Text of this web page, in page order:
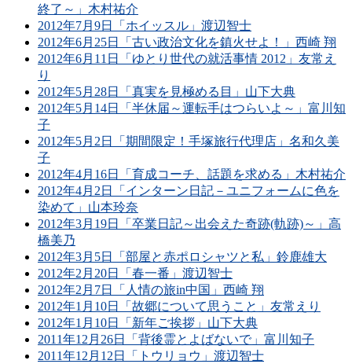
終了～」木村祐介
2012年7月9日「ホイッスル」渡辺智士
2012年6月25日「古い政治文化を鎮火せよ！」西崎 翔
2012年6月11日「ゆとり世代の就活事情 2012」友常え
り
2012年5月28日「真実を見極める目」山下大典
2012年5月14日「半休届～運転手はつらいよ～」富川知
子
2012年5月2日「期間限定！手塚旅行代理店」名和久美
子
2012年4月16日「育成コーチ、話題を求める」木村祐介
2012年4月2日「インターン日記－ユニフォームに色を
染めて」山本玲奈
2012年3月19日「卒業日記～出会えた奇跡(軌跡)～」高
橋美乃
2012年3月5日「部屋と赤ポロシャツと私」鈴鹿雄大
2012年2月20日「春一番」渡辺智士
2012年2月7日「人情の旅in中国」西崎 翔
2012年1月10日「故郷について思うこと」友常えり
2012年1月10日「新年ご挨拶」山下大典
2011年12月26日「背後霊とよばないで」富川知子
2011年12月12日「トウリョウ」渡辺智士